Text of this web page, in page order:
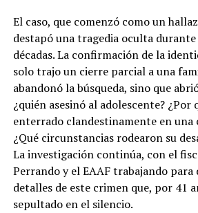
El caso, que comenzó como un
destapó una tragedia oculta
décadas. La confirmación de la
solo trajo un cierre parcial a una
abandonó la búsqueda, sino que
¿quién asesinó al adolescente? ¿Por
enterrado clandestinamente en una
¿Qué circunstancias rodearon su
La investigación continúa, con el
Perrando y el EAAF trabajando
detalles de este crimen que, por 41
sepultado en el silencio.